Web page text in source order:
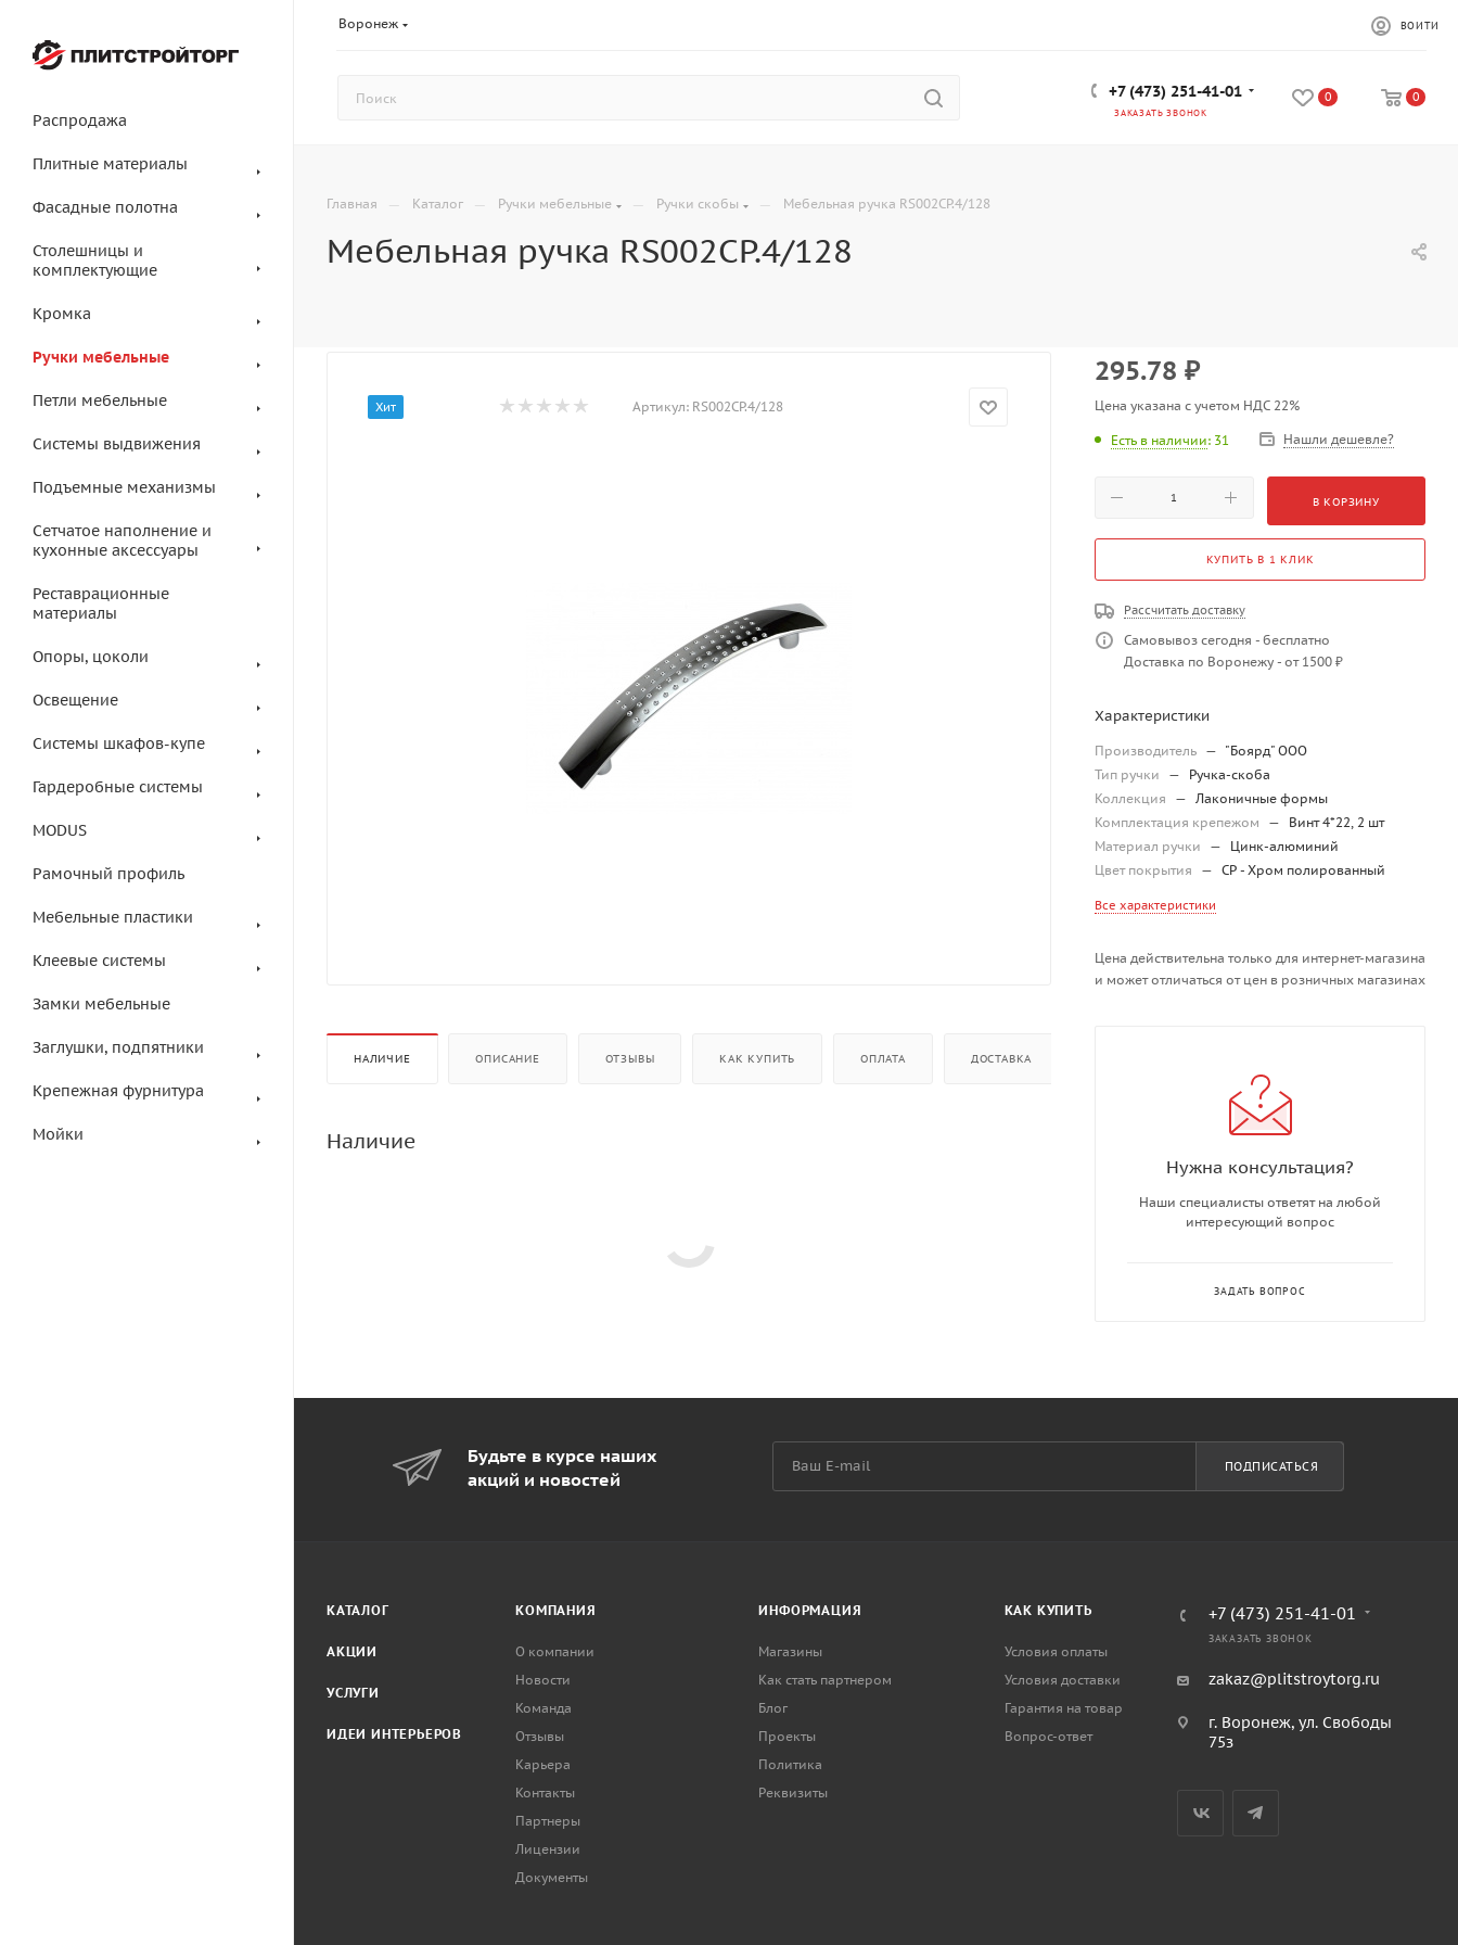
Воронеж ВОЙТИ
+7 (473) 251-41-01
ЗАКАЗАТЬ ЗВОНОК
0 0
Распродажа
Плитные материалы
Фасадные полотна
Столешницы и
комплектующие
Кромка
Ручки мебельные
Петли мебельные
Системы выдвижения
Подъемные механизмы
Сетчатое наполнение и
кухонные аксессуары
Реставрационные
материалы
Опоры, цоколи
Освещение
Системы шкафов-купе
Гардеробные системы
MODUS
Рамочный профиль
Мебельные пластики
Клеевые системы
Замки мебельные
Заглушки, подпятники
Крепежная фурнитура
Мойки
Главная — Каталог — Ручки мебельные — Ручки скобы — Мебельная ручка RS002CP.4/128
Мебельная ручка RS002CP.4/128
Хит Артикул: RS002CP.4/128
НАЛИЧИЕ ОПИСАНИЕ ОТЗЫВЫ КАК КУПИТЬ ОПЛАТА ДОСТАВКА
Наличие
295.78 ₽
Цена указана с учетом НДС 22%
Есть в наличии: 31 Нашли дешевле?
В КОРЗИНУ
КУПИТЬ В 1 КЛИК
Рассчитать доставку
Самовывоз сегодня - бесплатно
Доставка по Воронежу - от 1500 ₽
Характеристики
Производитель — "Боярд" ООО
Тип ручки
—
Ручка-скоба
Коллекция
— Лаконичные формы
Комплектация крепежом
—
Винт 4*22, 2 шт
Материал ручки
—
Цинк-алюминий
Цвет покрытия
— CP - Хром полированный
Все характеристики
Цена действительна только для интернет-магазина
и может отличаться от цен в розничных магазинах
Нужна консультация?
Наши специалисты ответят на любой
интересующий вопрос
ЗАДАТЬ ВОПРОС
Будьте в курсе наших
акций и новостей
ПОДПИСАТЬСЯ
КАТАЛОГ
АКЦИИ
УСЛУГИ
ИДЕИ ИНТЕРЬЕРОВ
КОМПАНИЯ
О компании
Новости
Команда
Отзывы
Карьера
Контакты
Партнеры
Лицензии
Документы
ИНФОРМАЦИЯ
Магазины
Как стать партнером
Блог
Проекты
Политика
Реквизиты
КАК КУПИТЬ
Условия оплаты
Условия доставки
Гарантия на товар
Вопрос-ответ
+7 (473) 251-41-01
ЗАКАЗАТЬ ЗВОНОК
zakaz@plitstroytorg.ru
г. Воронеж, ул. Свободы
75з